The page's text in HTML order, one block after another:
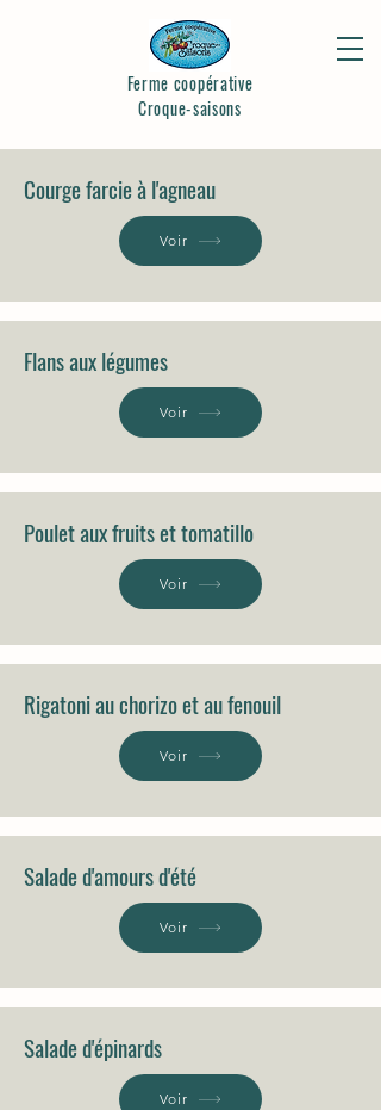
Ferme coopérative
Croque-saisons
Courge farcie à l'agneau
Voir
Flans aux légumes
Voir
Poulet aux fruits et tomatillo
Voir
Rigatoni au chorizo et au fenouil
Voir
Salade d'amours d'été
Voir
Salade d'épinards
Voir